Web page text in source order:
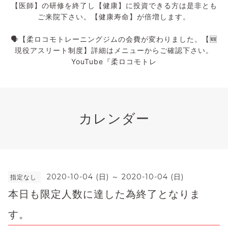
【医師】の研修を終了し【健康】に投資できる方は是非とも
ご来院下さい。【健康寿命】が倍増します。
🗣️【柔ロコモトレーニングジムの会費が変わりました。【🆕
現役アスリート制度】詳細はメニューからご確認下さい。
YouTube『柔ロコモトレ
カレンダー
指定なし 2020-10-04 (日) ～ 2020-10-04 (日)
本日も限定人数に達した為終了となりま
す。